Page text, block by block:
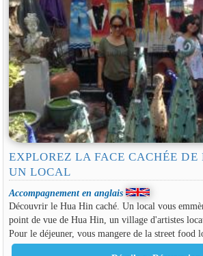
EXPLOREZ LA FACE CACHÉE
UN LOCAL
Accompagnement en anglais
Découvrir le Hua Hin caché. Un local vous
point de vue de Hua Hin, un village d'artistes
Pour le déjeuner, vous mangere de la street food